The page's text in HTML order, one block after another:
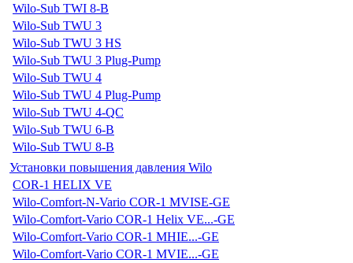
Wilo-Sub TWI 8-B
Wilo-Sub TWU 3
Wilo-Sub TWU 3 HS
Wilo-Sub TWU 3 Plug-Pump
Wilo-Sub TWU 4
Wilo-Sub TWU 4 Plug-Pump
Wilo-Sub TWU 4-QC
Wilo-Sub TWU 6-B
Wilo-Sub TWU 8-B
Установки повышения давления Wilo
COR-1 HELIX VE
Wilo-Comfort-N-Vario COR-1 MVISE-GE
Wilo-Comfort-Vario COR-1 Helix VE...-GE
Wilo-Comfort-Vario COR-1 MHIE...-GE
Wilo-Comfort-Vario COR-1 MVIE...-GE